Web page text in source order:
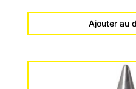
Ajouter au